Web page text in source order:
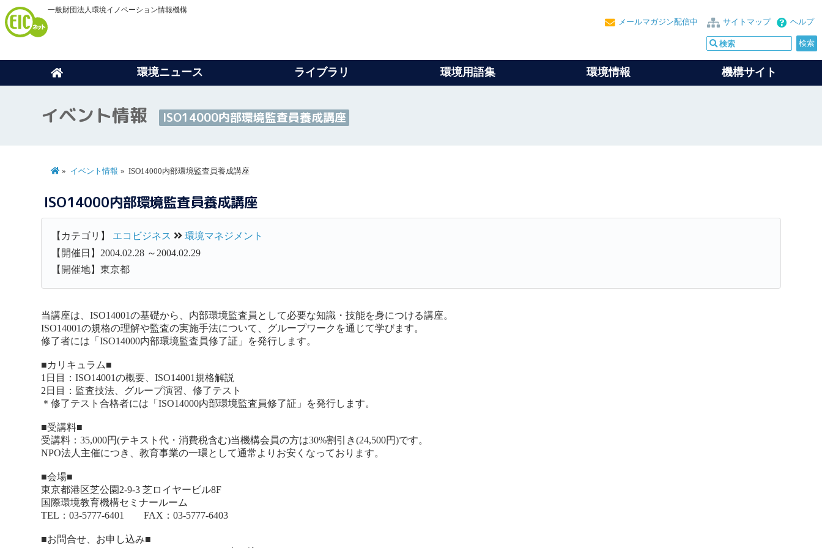
一般財団法人環境イノベーション情報機構
ヘルプ
サイトマップ
メールマガジン配信中
環境ニュース ライブラリ 環境用語集 環境情報 機構サイト
イベント情報 ISO14000内部環境監査員養成講座
イベント情報 ISO14000内部環境監査員養成講座
ISO14000内部環境監査員養成講座
【カテゴリ】 エコビジネス
環境マネジメント
【開催日】2004.02.28 ～2004.02.29
【開催地】東京都
当講座は、ISO14001の基礎から、内部環境監査員として必要な知識・技能を身につける講座。
ISO14001の規格の理解や監査の実施手法について、グループワークを通じて学びます。
修了者には「ISO14000内部環境監査員修了証」を発行します。
■カリキュラム■
1日目：ISO14001の概要、ISO14001規格解説
2日目：監査技法、グループ演習、修了テスト
＊修了テスト合格者には「ISO14000内部環境監査員修了証」を発行します。
■受講料■
受講料：35,000円(テキスト代・消費税含む)当機構会員の方は30%割引き(24,500円)です。
NPO法人主催につき、教育事業の一環として通常よりお安くなっております。
■会場■
東京都港区芝公園2-9-3 芝ロイヤービル8F
国際環境教育機構セミナールーム
TEL：03-5777-6401 FAX：03-5777-6403
■お問合せ、お申し込み■